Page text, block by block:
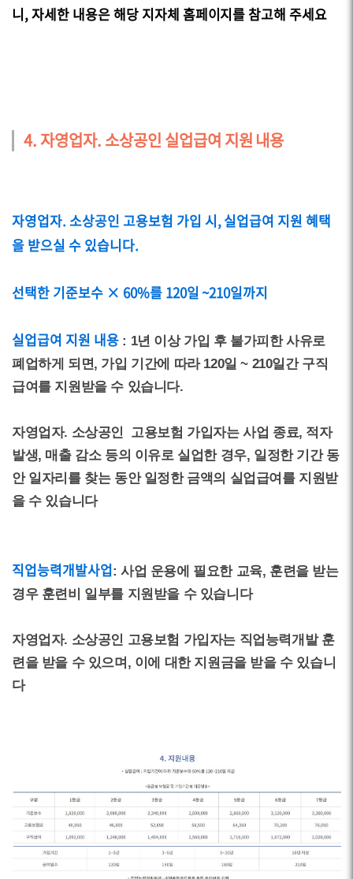
니, 자세한 내용은 해당 지자체 홈페이지를 참고해 주세요
4. 자영업자. 소상공인 실업급여 지원 내용
자영업자. 소상공인 고용보험 가입 시, 실업급여 지원 혜택
을 받으실 수 있습니다.
선택한 기준보수 × 60%를 120일 ~210일까지
실업급여 지원 내용: 1년 이상 가입 후 불가피한 사유로
폐업하게 되면, 가입 기간에 따라 120일 ~ 210일간 구직
급여를 지원받을 수 있습니다.
자영업자. 소상공인 고용보험 가입자는 사업 종료, 적자
발생, 매출 감소 등의 이유로 실업한 경우, 일정한 기간 동
안 일자리를 찾는 동안 일정한 금액의 실업급여를 지원받
을 수 있습니다
직업능력개발사업: 사업 운용에 필요한 교육, 훈련을 받는
경우 훈련비 일부를 지원받을 수 있습니다
자영업자. 소상공인 고용보험 가입자는 직업능력개발 훈
련을 받을 수 있으며, 이에 대한 지원금을 받을 수 있습니
다